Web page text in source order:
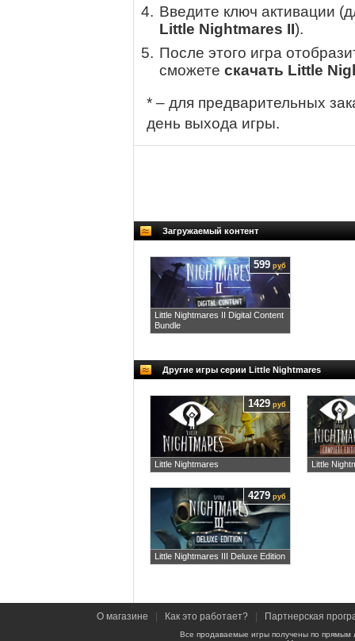
Введите ключ активации
Little Nightmares II).
После этого игра
сможете скачать Little
* – для предварительных
день выхода игры.
Загружаемый контент
Little Nightmares II Digital Content
Bundle
599 руб
Другие игры серии Little Nightmares
Little Nightmares
1429 руб
Little
Little Nightmares III Deluxe Edition
4279 руб
О магазине Как это работает? Партнерская
Все продаваемые игры получены по